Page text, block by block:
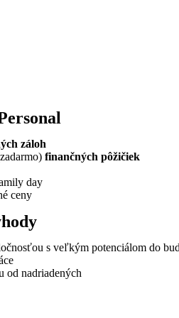
záloh
finančných pôžičiek
day
ceny
s veľkým potenciálom do
od nadriadených